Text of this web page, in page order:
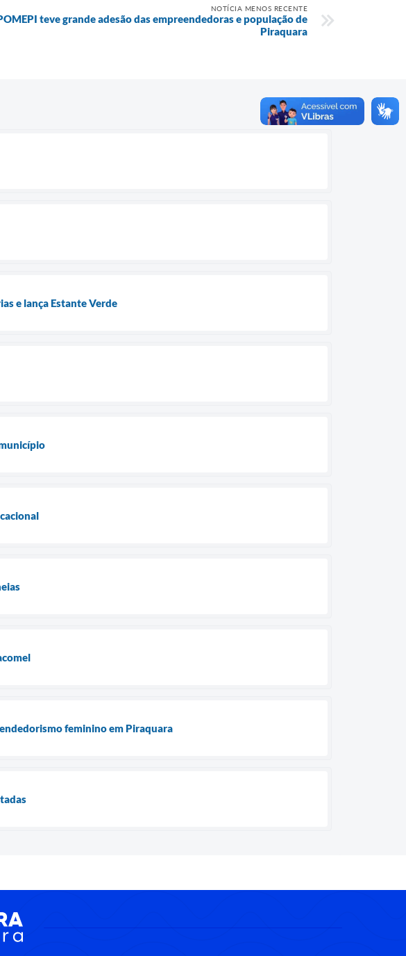
NOTÍCIA MENOS RECENTE
teve grande adesão das empreendedoras e população de
Piraquara
e lança Estante Verde
feminino em Piraquara